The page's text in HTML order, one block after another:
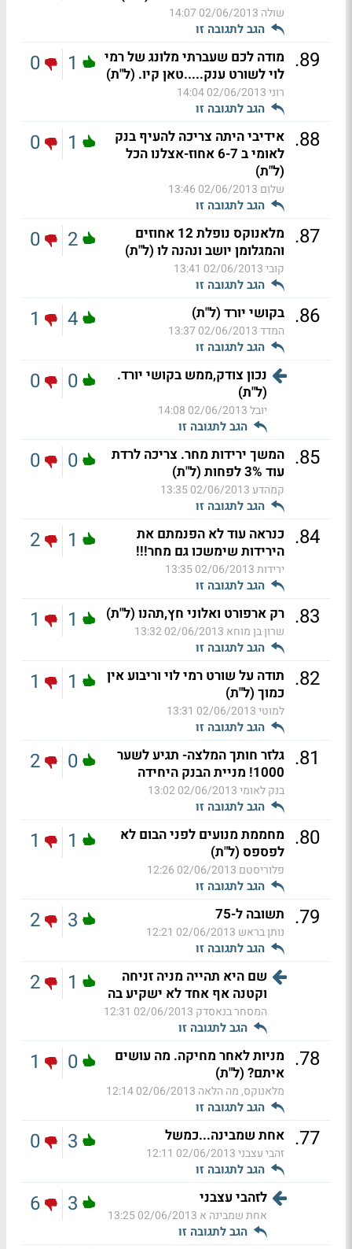
שולה 02/06/2013 14:07
הגב לתגובה זו
89
. מודה לכם שעברתי מלונג של רמי
לוי לשורט ענק.....טאן קיו. (ל"ת)
רוני02/06/2013 14:04
הגב לתגובה זו
1
0
88
. אידיבי היתה צריכה להעיף בנק
לאומי ב 6-7 אחוז-אצלנו הכל
(ל"ת)
שלום 02/06/2013 13:46
הגב לתגובה זו
1
0
87
.
מלאנוקס נופלת 12 אחוזים
והמגלומן יושב ונהנה לו (ל"ת)
קובי02/06/2013 13:41
הגב לתגובה זו
2
0
86
. בקושי יורד (ל"ת)
המדד02/06/2013 13:37
הגב לתגובה זו
4
1
נכון צודק,ממש בקושי יורד.
(ל"ת)
יובל02/06/2013 14:08
הגב לתגובה זו
0
0
85
. המשך ירידות מחר. צריכה לרדת
עוד 3% לפחות (ל"ת)
קמהדע02/06/2013 13:35
הגב לתגובה זו
0
0
84
. כנראה עוד לא הפנמתם את
הירידות שימשכו גם מחר!!!
ירידות02/06/2013 13:35
הגב לתגובה זו
1
2
83
. רק ארפורט ואלוני חץ,תהנו (ל"ת)
שרון בן מוחא 02/06/2013 13:32
הגב לתגובה זו
1
1
82
. תודה על שורט רמי לוי וריבוע אין
כמוך (ל"ת)
למוטי02/06/2013 13:31
הגב לתגובה זו
1
1
81
. גלזר חותך המלצה- תגיע לשער
1000! מניית הבנק היחידה
בנק לאומי02/06/2013 13:02
הגב לתגובה זו
0
2
80
. מחממת מנועים לפני הבום לא
לפספס (ל"ת)
פלוריסטם 02/06/2013 12:26
הגב לתגובה זו
1
1
79
. תשובה ל-75
נותן בראש 02/06/2013 12:21
הגב לתגובה זו
3
2
שם היא תהייה מניה זניחה
וקטנה אף אחד לא ישקיע בה
המסחר בנאסדק 02/06/2013 12:31
הגב לתגובה זו
1
2
78
. מניות לאחר מחיקה. מה עושים
איתם? (ל"ת)
מלאנוקס, מה הלאה 02/06/2013 12:14
הגב לתגובה זו
0
1
77
. אחת שמבינה...כמשל
זהבי עצבני02/06/2013 12:11
הגב לתגובה זו
3
0
לזהבי עצבני
אחת שמבינה א 02/06/2013 13:25
הגב לתגובה זו
3
6